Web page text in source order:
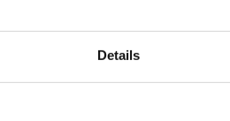
Details